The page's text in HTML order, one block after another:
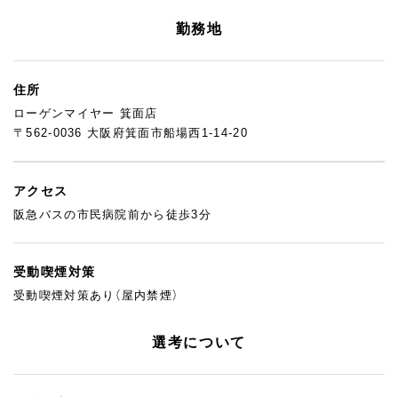
勤務地
住所
ローゲンマイヤー 箕面店
〒562-0036 大阪府箕面市船場西1-14-20
アクセス
阪急バスの市民病院前から徒歩3分
受動喫煙対策
受動喫煙対策あり（屋内禁煙）
選考について